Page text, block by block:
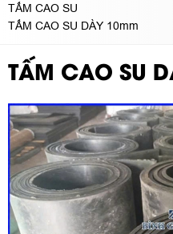
TẤM CAO SU
TẤM CAO SU DÀY 10mm
TẤM CAO SU